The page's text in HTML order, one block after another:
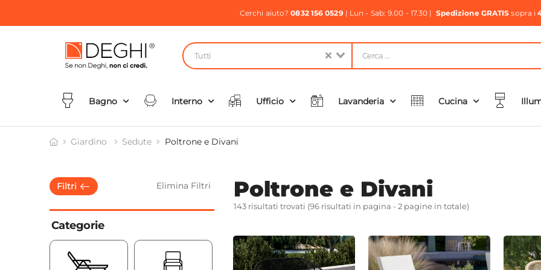
Cerchi aiuto?0832 156 0529| Lun - Sab: 9.00 - 17.30 | Spedizione GRATIS sopra i
Tutti
Bagno Interno Ufficio Lavanderia Cucina
Giardino Sedute Poltrone e Divani
Filtri Elimina Filtri
Filtri Scelti
Categorie
Poltrone e Divani
143 risultati trovati (96 risultati in pagina - 2 pagine in totale)